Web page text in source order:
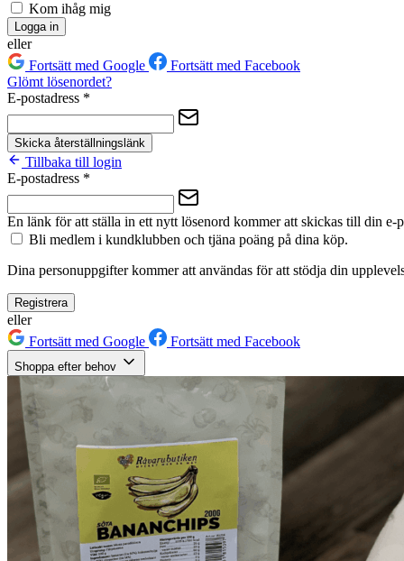
Kom ihåg mig
Logga in
eller
Fortsätt med Google
Fortsätt med Facebook
Glömt lösenordet?
E-postadress *
Skicka återställningslänk
Tillbaka till login
E-postadress *
En länk för att ställa in ett nytt lösenord kommer att skickas till din e-
Bli medlem i kundklubben och tjäna poäng på dina köp.
Dina personuppgifter kommer att användas för att stödja din
Registrera
eller
Fortsätt med Google
Fortsätt med Facebook
Shoppa efter behov